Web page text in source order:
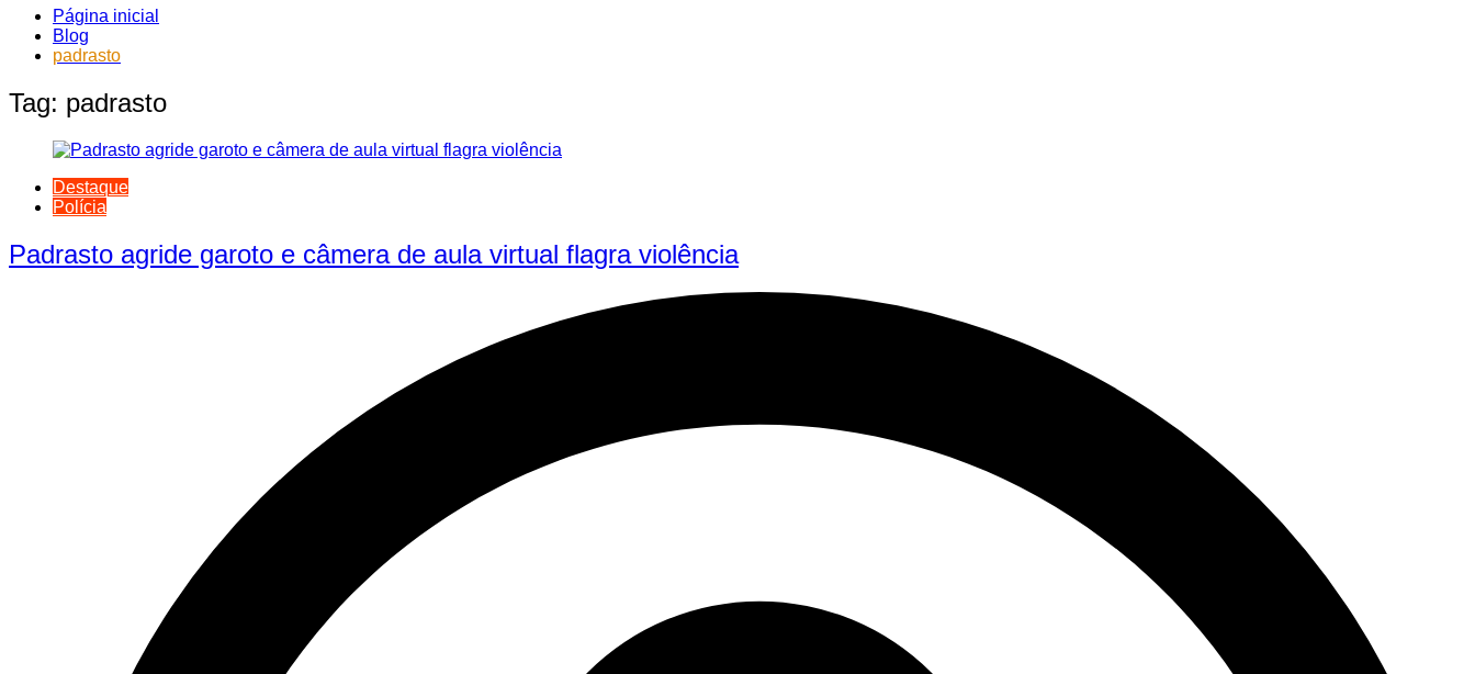
Página inicial
Blog
padrasto
Tag: padrasto
Destaque
Polícia
Padrasto agride garoto e câmera de aula virtual flagra violência